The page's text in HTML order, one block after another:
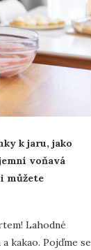
k jaru, jako
voňavá
můžete
Lahodné
kakao. Pojďme se